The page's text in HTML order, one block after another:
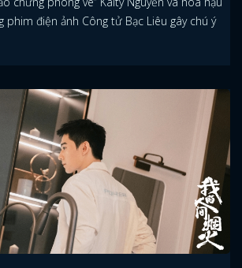
phim điện ảnh Công tử Bạc Liêu gây chú ý